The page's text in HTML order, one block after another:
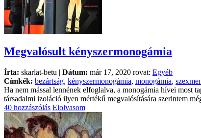
Megvalósult kényszermonogámia
Írta: skarlat-betu | Dátum: már 17, 2020 rovat: Egyéb
Címkék: bezártság, kényszermonogámia, monogámia,
Ha nem mással lennének elfoglalva, a monogámia hívei most
társadalmi izoláció ilyen mértékű megvalósítására szerintem
40 hozzászólás Elolvasom